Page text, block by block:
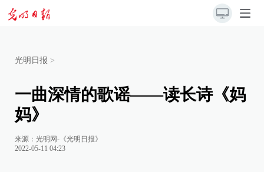
光明日报 >
一曲深情的歌谣——读长诗《妈
妈》
来源： 光明网-《光明日报》
2022-05-11 04:23